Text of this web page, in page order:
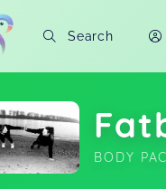
Search
BODY